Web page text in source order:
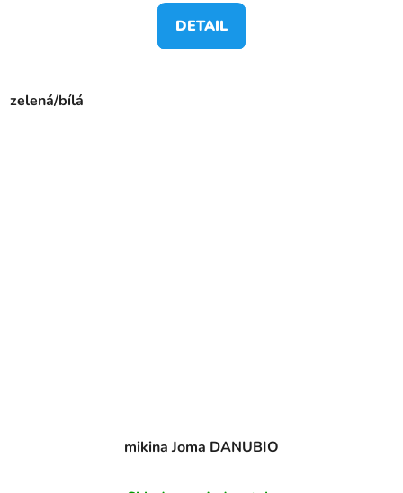
DETAIL
zelená/bílá
mikina Joma DANUBIO